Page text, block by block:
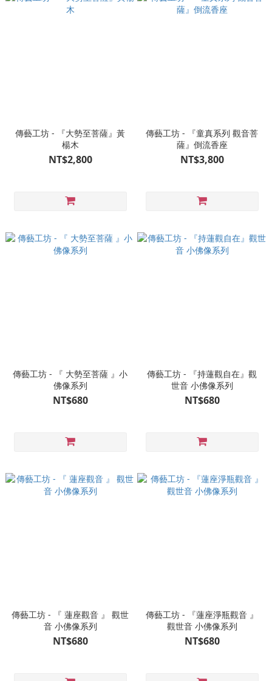
傳藝工坊 - 『大勢至菩薩』黃
楊木
NT$2,800
傳藝工坊 - 『童真系列 觀音菩
薩』倒流香座
NT$3,800
傳藝工坊 - 『 大勢至菩薩 』小
佛像系列
NT$680
傳藝工坊 - 『持蓮觀自在』觀
世音 小佛像系列
NT$680
傳藝工坊 - 『 蓮座觀音 』 觀世
音 小佛像系列
NT$680
傳藝工坊 - 『蓮座淨瓶觀音 』
觀世音 小佛像系列
NT$680